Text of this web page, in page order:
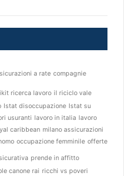
a rate compagnie
ricerca lavoro il riciclo vale
Istat disoccupazione Istat su
usuranti lavoro in italia lavoro
caribbean milano assicurazioni
occupazione femminile offerte
prende in affitto
canone rai ricchi vs poveri